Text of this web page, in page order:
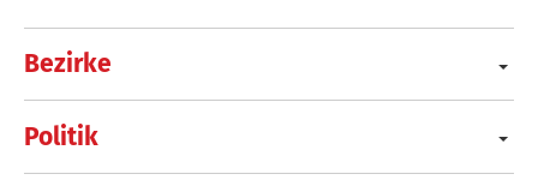
Bezirke
Politik